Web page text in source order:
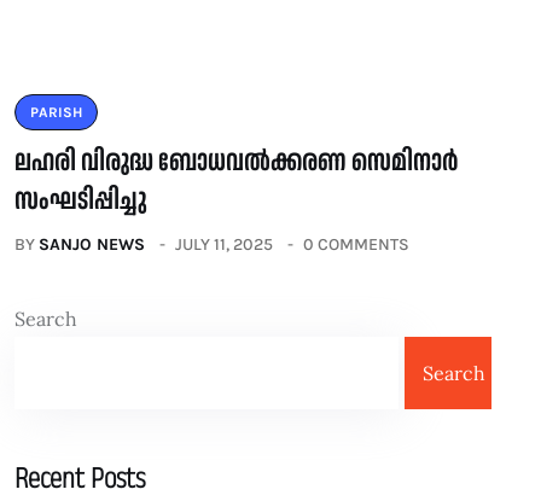
PARISH
ലഹരി വിരുദ്ധ ബോധവൽക്കരണ സെമിനാർ
സംഘടിപ്പിച്ചു
BY SANJO NEWS JULY 11, 2025 0 COMMENTS
Search
Search
Recent Posts